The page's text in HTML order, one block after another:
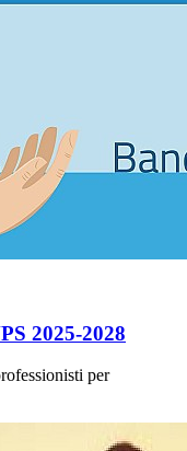
2025-2028
per